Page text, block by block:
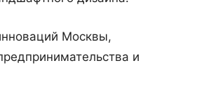
Москвы,
и